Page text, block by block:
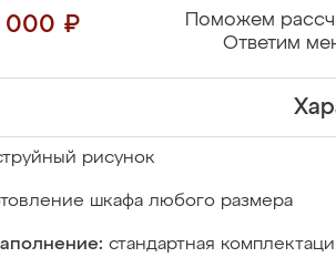
000 ₽
Поможем
Ответим
рисунок
шкафа любого размера
стандартная